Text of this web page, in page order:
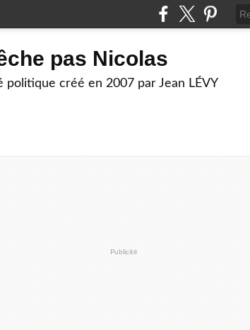
pas Nicolas
politique créé en 2007 par Jean LÉVY
Publicité